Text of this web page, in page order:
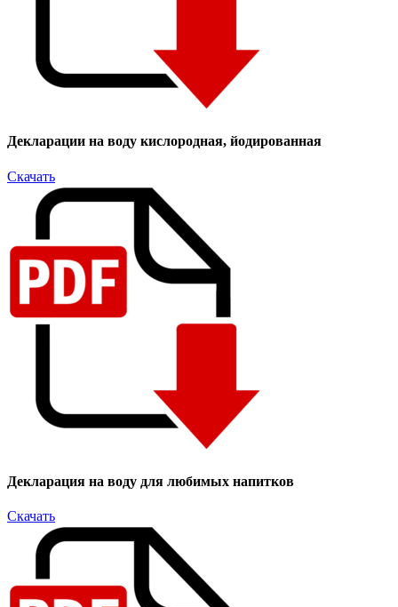
Декларации на воду кислородная, йодированная
Скачать
Декларация на воду для любимых напитков
Скачать